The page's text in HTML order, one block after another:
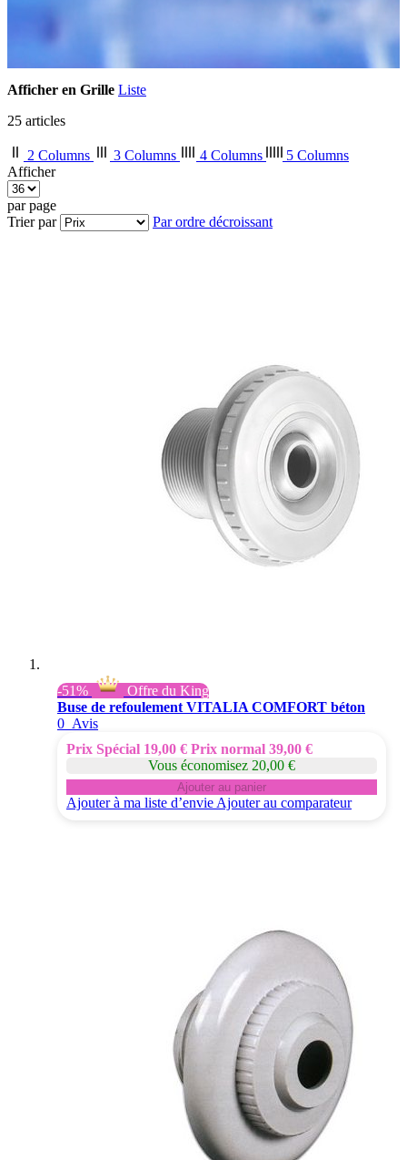
Afficher en Grille Liste
25 articles
2 Columns 3 Columns 4 Columns
5 Columns
Afficher
par page
Trier par
Par ordre décroissant
-51%
Offre du King
Buse de refoulement VITALIA COMFORT béton
0 Avis
Prix Spécial 19,00 € Prix normal 39,00 €
Vous économisez 20,00 €
Ajouter au panier
Ajouter à ma liste d’envie Ajouter au comparateur